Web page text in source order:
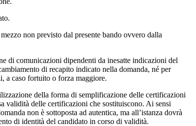
non previsto dal presente bando ovvero dalla
di comunicazioni dipendenti da inesatte indicazioni del
di recapito indicato nella domanda, né per
a caso fortuito o forza maggiore.
della forma di semplificazione delle certificazioni
validità delle certificazioni che sostituiscono. Ai sensi
non è sottoposta ad autentica, ma all’istanza dovrà
di identità del candidato in corso di validità.